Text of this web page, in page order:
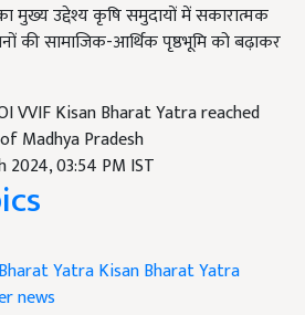
उद्देश्य कृषि समुदायों में सकारात्मक
की सामाजिक-आर्थिक पृष्ठभूमि को बढ़ाकर
VVIF Kisan Bharat Yatra reached
Madhya Pradesh
2024, 03:54 PM IST
YatraKisan Bharat Yatra
news